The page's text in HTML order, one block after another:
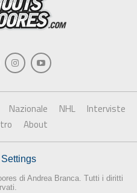
Nazionale NHL
Interviste
About
di Andrea Branca. Tutti i diritti